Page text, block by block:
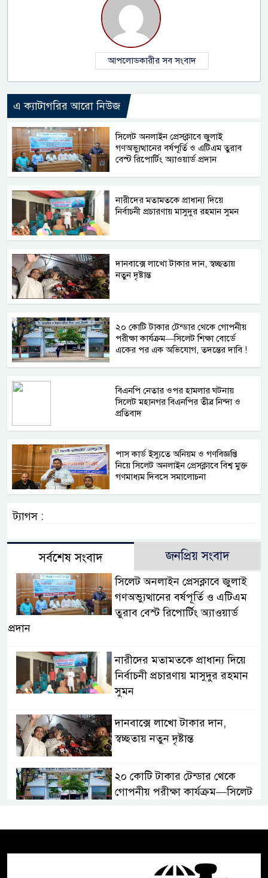
আপলোডকারীর সব সংবাদ
এ ক্যাটাগরির আরো নিউজ
সিলেট অনলাইন প্রেসক্লাবে জুলাই
গণঅভ্যুত্থানের বর্ষপূর্তি ও এটিএম তুরাব
বেস্ট রিপোর্টিং অ্যাওয়ার্ড প্রদান
নারীদের মতামতকে প্রাধান্য দিয়ে
নির্বাচনী প্রচারণায় মাসুদুর রহমান সুমন
দানবাক্সে লাখো টাকার দান, স্বচ্ছতায়
নতুন দৃষ্টান্ত
২০ কোটি টাকার টেন্ডার থেকে গোপনীয়
পরীক্ষা কার্যক্রম—সিলেট শিক্ষা বোর্ডে
একের পর এক অভিযোগ, তদন্তের দাবি !
বিএনপি নেতার ওপর হামলার ঘটনায়
সিলেট মহানগর বিএনপির তীব্র নিন্দা ও
প্রতিবাদ
পাস কার্ড ইস্যুতে অনিয়ম ও গণবিজ্ঞপ্তি
নিয়ে সিলেট অনলাইন প্রেসক্লাবে বিশ্ব মুক্ত
গণমাধ্যম দিবসে সমালোচনা
ট্যাগস :
সর্বশেষ সংবাদ জনপ্রিয় সংবাদ
সিলেট অনলাইন প্রেসক্লাবে জুলাই
গণঅভ্যুত্থানের বর্ষপূর্তি ও এটিএম
তুরাব বেস্ট রিপোর্টিং অ্যাওয়ার্ড
প্রদান
নারীদের মতামতকে প্রাধান্য দিয়ে
নির্বাচনী প্রচারণায় মাসুদুর রহমান
সুমন
দানবাক্সে লাখো টাকার দান,
স্বচ্ছতায় নতুন দৃষ্টান্ত
২০ কোটি টাকার টেন্ডার থেকে
গোপনীয় পরীক্ষা কার্যক্রম—সিলেট
সিলেটে চিকিৎসকের কিশোর ছেলের
ঝুলন্ত মরদেহ উদ্ধার